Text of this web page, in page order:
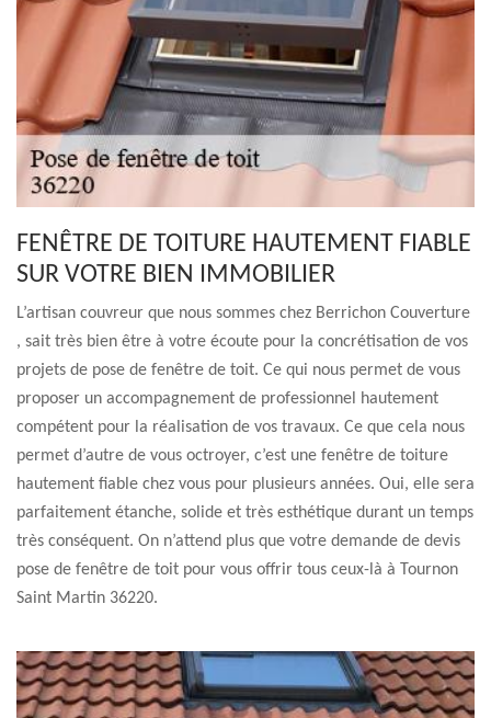
FENÊTRE DE TOITURE HAUTEMENT FIABLE
SUR VOTRE BIEN IMMOBILIER
L’artisan couvreur que nous sommes chez Berrichon Couverture
, sait très bien être à votre écoute pour la concrétisation de vos
projets de pose de fenêtre de toit. Ce qui nous permet de vous
proposer un accompagnement de professionnel hautement
compétent pour la réalisation de vos travaux. Ce que cela nous
permet d’autre de vous octroyer, c’est une fenêtre de toiture
hautement fiable chez vous pour plusieurs années. Oui, elle sera
parfaitement étanche, solide et très esthétique durant un temps
très conséquent. On n’attend plus que votre demande de devis
pose de fenêtre de toit pour vous offrir tous ceux-là à Tournon
Saint Martin 36220.